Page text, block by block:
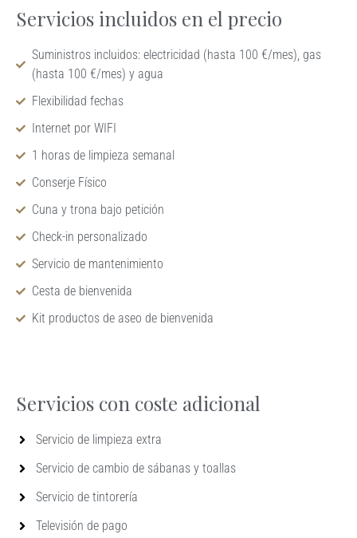
Servicios incluidos en el precio
Suministros incluidos: electricidad (hasta 100 €/mes), gas
(hasta 100 €/mes) y agua
Flexibilidad fechas
Internet por WIFI
1 horas de limpieza semanal
Conserje Físico
Cuna y trona bajo petición
Check-in personalizado
Servicio de mantenimiento
Cesta de bienvenida
Kit productos de aseo de bienvenida
Servicios con coste adicional
Servicio de limpieza extra
Servicio de cambio de sábanas y toallas
Servicio de tintorería
Televisión de pago